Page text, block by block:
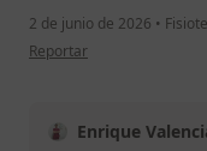
2 de junio de 2026 •
en opinión del usuario A.V.M
Reportar
Enrique